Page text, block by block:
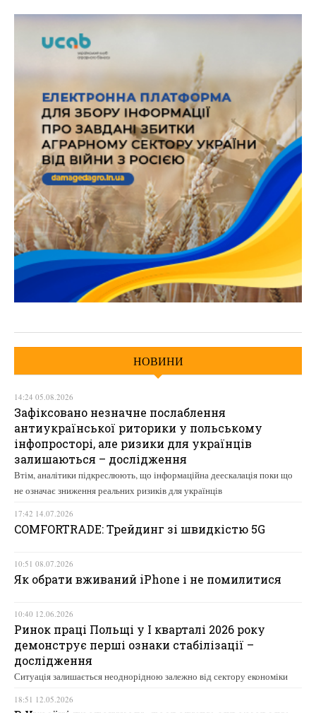
НОВИНИ
14:24 05.08.2026
Зафіксовано незначне послаблення
антиукраїнської риторики у польському
інфопросторі, але ризики для українців
залишаються – дослідження
Втім, аналітики підкреслюють, що інформаційна деескалація поки що
не означає зниження реальних ризиків для українців
17:42 14.07.2026
COMFORTRADE: Трейдинг зі швидкістю 5G
10:51 08.07.2026
Як обрати вживаний iPhone і не помилитися
10:40 12.06.2026
Ринок праці Польщі у І кварталі 2026 року
демонструє перші ознаки стабілізації –
дослідження
Ситуація залишається неоднорідною залежно від сектору економіки
18:51 12.05.2026